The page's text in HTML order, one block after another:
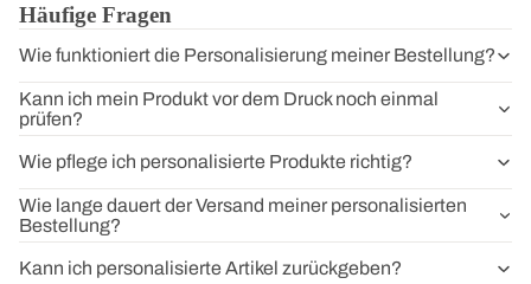
Häufige Fragen
Wie funktioniert die Personalisierung meiner Bestellung?
Kann ich mein Produkt vor dem Druck noch einmal
prüfen?
Wie pflege ich personalisierte Produkte richtig?
Wie lange dauert der Versand meiner personalisierten
Bestellung?
Kann ich personalisierte Artikel zurückgeben?